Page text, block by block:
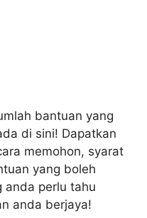
bantuan yang
di sini! Dapatkan
memohon, syarat
yang boleh
anda perlu tahu
anda berjaya!